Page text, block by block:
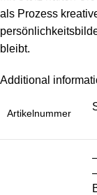
als Prozess
bleibt.
Additional
Artikelnummer